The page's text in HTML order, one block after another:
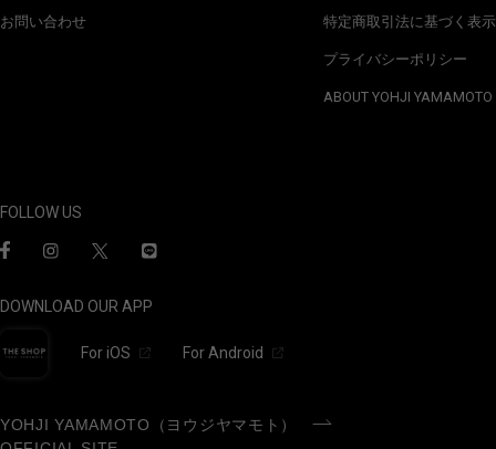
お問い合わせ 特定商取引法に基づく表示
プライバシーポリシー
ABOUT YOHJI YAMAMOTO
FOLLOW US
DOWNLOAD OUR APP
For iOS For Android
YOHJI YAMAMOTO（ヨウジヤマモト）